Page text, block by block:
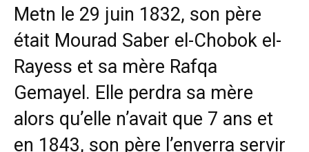
Metn le 29 juin 1832, son père
était Mourad Saber el-Chobok el-
Rayess et sa mère Rafqa
Gemayel. Elle perdra sa mère
alors qu’elle n’avait que 7 ans et
en 1843, son père l’enverra servir